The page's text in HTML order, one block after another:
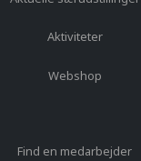
Aktiviteter
Webshop
Find en medarbejder